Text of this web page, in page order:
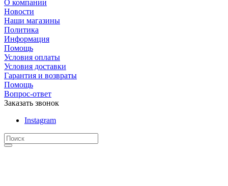
О компании
Новости
Наши магазины
Политика
Информация
Помощь
Условия оплаты
Условия доставки
Гарантия и возвраты
Помощь
Вопрос-ответ
Заказать звонок
Instagram